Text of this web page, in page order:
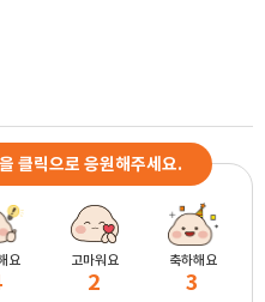
클릭으로 응원해주세요.
요 고마워요
2
축하해요
3